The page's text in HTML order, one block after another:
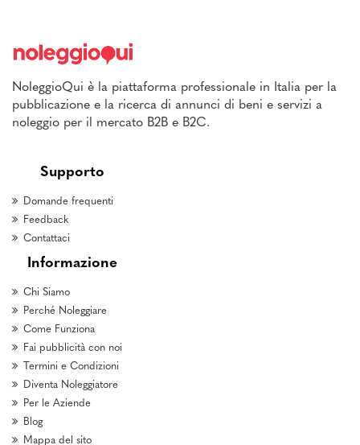
NoleggioQui è la piattaforma professionale in Italia per la
pubblicazione e la ricerca di annunci di beni e servizi a
noleggio per il mercato B2B e B2C.
Supporto
Domande frequenti
Feedback
Contattaci
Informazione
Chi Siamo
Perché Noleggiare
Come Funziona
Fai pubblicità con noi
Termini e Condizioni
Diventa Noleggiatore
Per le Aziende
Blog
Mappa del sito